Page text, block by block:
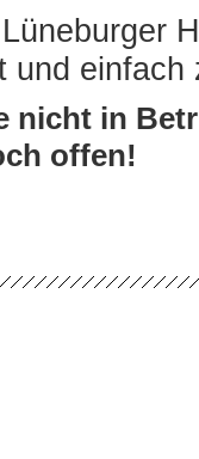
und einfach
nicht in
offen!